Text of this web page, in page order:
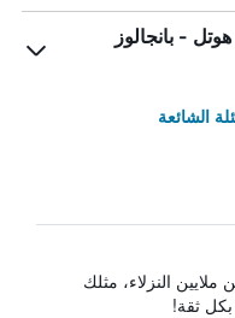
- بانجالوز
الشائعة
النزلاء، مثلك
بكل ثقة!